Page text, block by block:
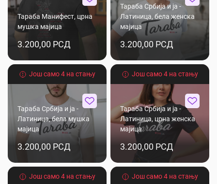
Тараба Манифест, црна
мушка мајица
3.200,00 РСД
Тараба Србија и ја -
Латиница, бела женска
мајица
3.200,00 РСД
Још само 4 на стању
Тараба Србија и ја -
Латиница, бела мушка
мајица
3.200,00 РСД
Још само 4 на стању
Тараба Србија и ја -
Латиница, црна женска
мајица
3.200,00 РСД
Још само 4 на стању Још само 4 на стању